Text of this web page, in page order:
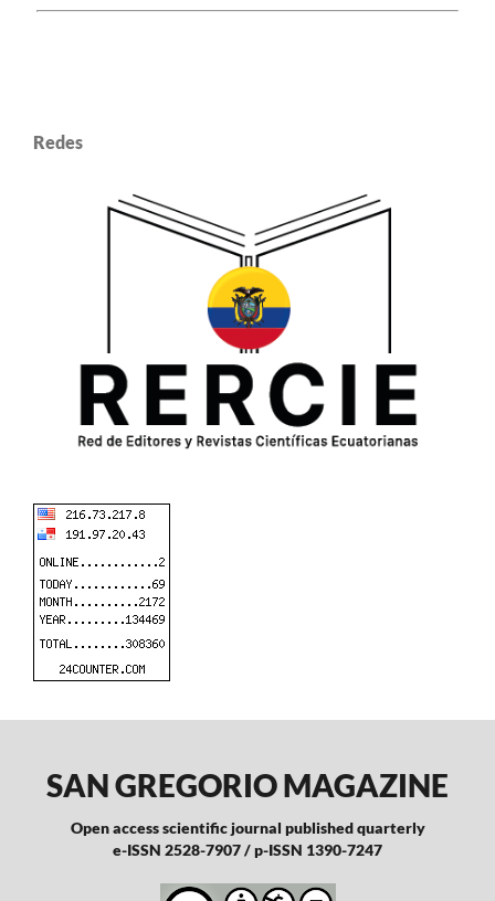
Redes
SAN GREGORIO MAGAZINE
Open access scientific journal published quarterly
e-ISSN 2528-7907 / p-ISSN 1390-7247